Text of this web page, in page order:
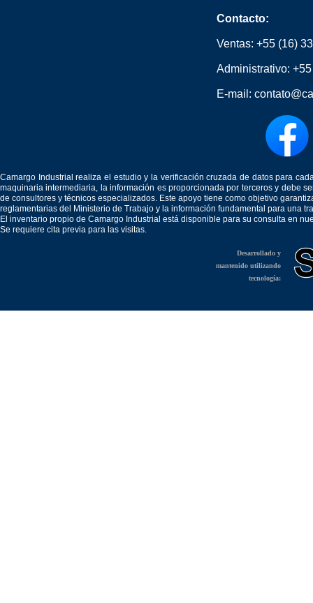
Contacto:
Ventas: +55 (16)
Administrativo:
E-mail:
Camargo Industrial realiza el estudio y la verificación cruzada de datos para
maquinaria intermediaria, la información es proporcionada por terceros y debe
de consultores y técnicos especializados. Este apoyo tiene como objetivo
reglamentarias del Ministerio de Trabajo y la información fundamental para una
El inventario propio de Camargo Industrial está disponible para su consulta en
Se requiere cita previa para las visitas.
Desarrollado y
mantenido utilizando
tecnología: